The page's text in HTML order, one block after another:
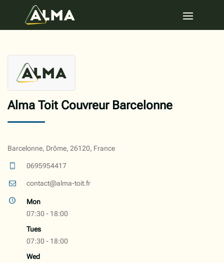
Alma Toit Couvreur Barcelonne
Barcelonne, Drôme, 26120, France
0695954417
contact@alma-toit.fr
Mon
07:30 - 18:00
Tues
07:30 - 18:00
Wed